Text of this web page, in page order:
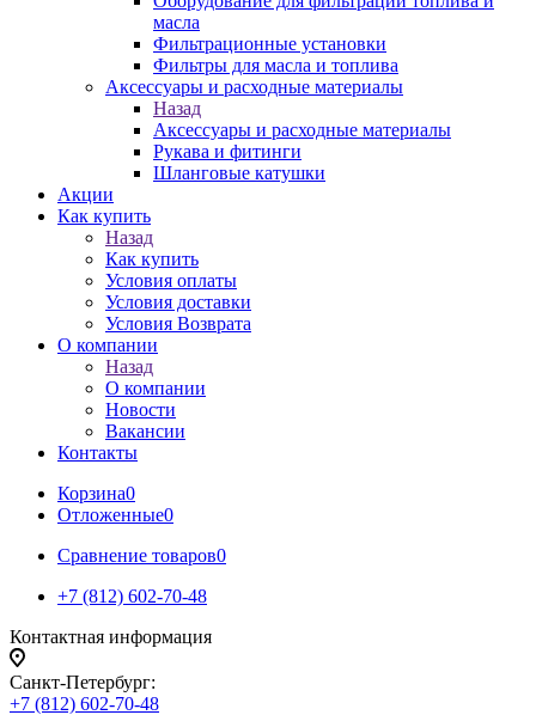
масла
Фильтрационные установки
Фильтры для масла и топлива
Аксессуары и расходные материалы
Назад
Аксессуары и расходные материалы
Рукава и фитинги
Шланговые катушки
Акции
Как купить
Назад
Как купить
Условия оплаты
Условия доставки
Условия Возврата
О компании
Назад
О компании
Новости
Вакансии
Контакты
Корзина0
Отложенные0
Сравнение товаров0
+7 (812) 602-70-48
Контактная информация
Санкт-Петербург:
+7 (812) 602-70-48